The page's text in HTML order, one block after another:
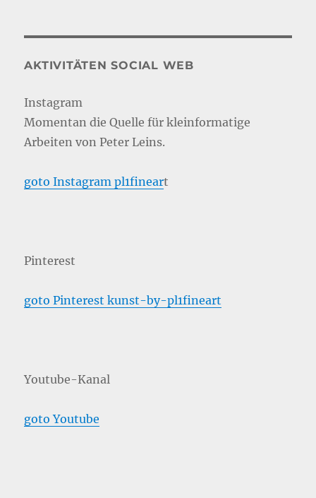
AKTIVITÄTEN SOCIAL WEB
Instagram
Momentan die Quelle für kleinformatige
Arbeiten von Peter Leins.
goto Instagram pl1fineart
Pinterest
goto Pinterest kunst-by-pl1fineart
Youtube-Kanal
goto Youtube